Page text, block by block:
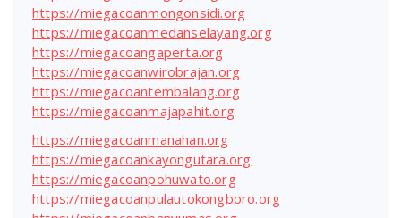
https://miegacoanmongonsidi.org
https://miegacoanmedanselayang.org
https://miegacoangaperta.org
https://miegacoanwirobrajan.org
https://miegacoantembalang.org
https://miegacoanmajapahit.org
https://miegacoanmanahan.org
https://miegacoankayongutara.org
https://miegacoanpohuwato.org
https://miegacoanpulautokongboro.org